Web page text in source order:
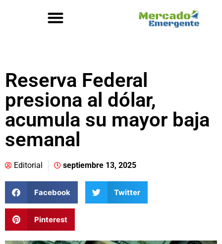
Reserva Federal
presiona al dólar,
acumula su mayor baja
semanal
Editorial septiembre 13, 2025
Facebook Twitter
Pinterest